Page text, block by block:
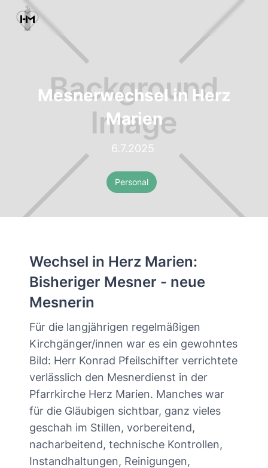
Mesnerwechsel in Herz
Marien
6.7.2025
Personal
Wechsel in Herz Marien:
Bisheriger Mesner - neue
Mesnerin
Für die langjährigen regelmäßigen
Kirchgänger/innen war es ein gewohntes
Bild: Herr Konrad Pfeilschifter verrichtete
verlässlich den Mesnerdienst in der
Pfarrkirche Herz Marien. Manches war
für die Gläubigen sichtbar, ganz vieles
geschah im Stillen, vorbereitend,
nacharbeitend, technische Kontrollen,
Instandhaltungen, Reinigungen,